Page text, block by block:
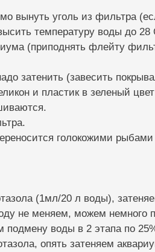
вынуть уголь из фильтра
температуру воды до 28
(приподнять флейту
затенить (завесить
и пластик в зеленый
голокожими
(1мл/20 л воды),
не меняем, можем немного
подмену воды в 2 этапа по
опять затеняем